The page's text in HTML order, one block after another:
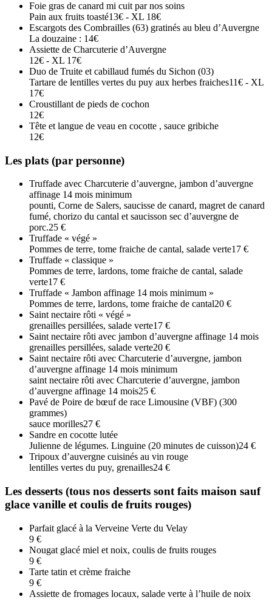
Foie gras de canard mi cuit par nos soins
Pain aux fruits toasté13€ - XL 18€
Escargots des Combrailles (63) gratinés au bleu d’Auvergne
La douzaine : 14€
Assiette de Charcuterie d’Auvergne
12€ - XL 17€
Duo de Truite et cabillaud fumés du Sichon (03)
Tartare de lentilles vertes du puy aux herbes fraiches11€ - XL
17€
Croustillant de pieds de cochon
12€
Tête et langue de veau en cocotte , sauce gribiche
12€
Les plats (par personne)
Truffade avec Charcuterie d’auvergne, jambon d’auvergne
affinage 14 mois minimum
pounti, Corne de Salers, saucisse de canard, magret de canard
fumé, chorizo du cantal et saucisson sec d’auvergne de
porc.25 €
Truffade « végé »
Pommes de terre, tome fraiche de cantal, salade verte17 €
Truffade « classique »
Pommes de terre, lardons, tome fraiche de cantal, salade
verte17 €
Truffade « Jambon affinage 14 mois minimum »
Pommes de terre, lardons, tome fraiche de cantal20 €
Saint nectaire rôti « végé »
grenailles persillées, salade verte17 €
Saint nectaire rôti avec jambon d’auvergne affinage 14 mois
grenailles persillées, salade verte20 €
Saint nectaire rôti avec Charcuterie d’auvergne, jambon
d’auvergne affinage 14 mois minimum
saint nectaire rôti avec Charcuterie d’auvergne, jambon
d’auvergne affinage 14 mois25 €
Pavé de Poire de bœuf de race Limousine (VBF) (300
grammes)
sauce morilles27 €
Sandre en cocotte lutée
Julienne de légumes. Linguine (20 minutes de cuisson)24 €
Tripoux d’auvergne cuisinés au vin rouge
lentilles vertes du puy, grenailles24 €
Les desserts (tous nos desserts sont faits maison sauf
glace vanille et coulis de fruits rouges)
Parfait glacé à la Verveine Verte du Velay
9 €
Nougat glacé miel et noix, coulis de fruits rouges
9 €
Tarte tatin et crème fraiche
9 €
Assiette de fromages locaux, salade verte à l’huile de noix